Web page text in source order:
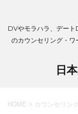
DVやモラハラ、デー
のカウンセリング・ワ
日
HOME > カウンセリン